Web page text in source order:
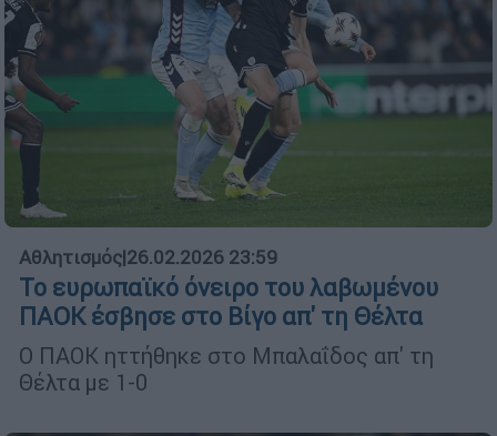
Αθλητισμός|26.02.2026 23:59
Το ευρωπαϊκό όνειρο του λαβωμένου
ΠΑΟΚ έσβησε στο Βίγο απ' τη Θέλτα
Ο ΠΑΟΚ ηττήθηκε στο Μπαλαΐδος απ' τη
Θέλτα με 1-0